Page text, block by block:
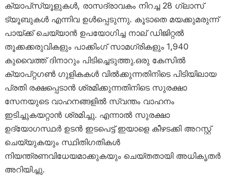
ക്യാപ്‌സ്യൂളുകൾ, രാസദ്രാവകം നിറച്ച 28 ഗ്ലാസ്
ട്യൂബുകൾ എന്നിവ ഉൾപ്പെടുന്നു. കൂടാതെ മയക്കുമരുന്ന്
പായ്ക്ക് ചെയ്യാൻ ഉപയോഗിച്ച നാല് ഡിജിറ്റൽ
തൂക്കക്കരുവികളും പാക്കിംഗ് സാമഗ്രികളും 1,940
കുവൈത്ത് ദിനാറും പിടിച്ചെടുത്തു.ഒരു കേസിൽ
ക്യാപ്റ്റഗൺ ഗുളികകൾ വിൽക്കുന്നതിനിടെ പിടിയിലായ
പ്രതി രക്ഷപ്പെടാൻ ശ്രമിക്കുന്നതിനിടെ സുരക്ഷാ
സേനയുടെ വാഹനങ്ങളിൽ സ്വന്തം വാഹനം
ഇടിച്ചുകയറ്റാൻ ശ്രമിച്ചു. എന്നാൽ സുരക്ഷാ
ഉദ്യോഗസ്ഥർ ഉടൻ ഇടപെട്ട് ഇയാളെ കീഴടക്കി അറസ്റ്റ്
ചെയ്യുകയും സ്ഥിതിഗതികൾ
നിയന്ത്രണവിധേയമാക്കുകയും ചെയ്തതായി അധികൃതർ
അറിയിച്ചു.